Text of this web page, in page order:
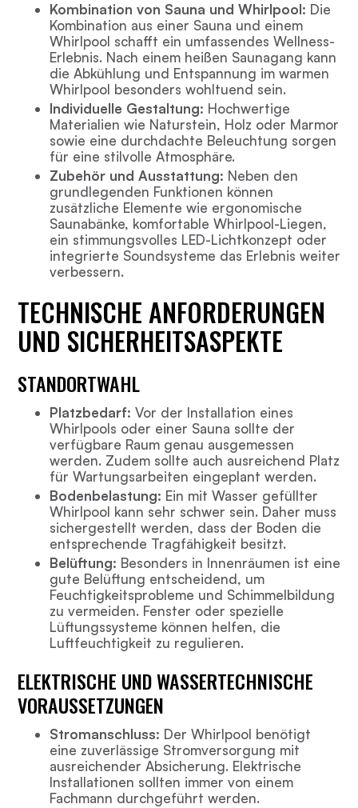
Kombination von Sauna und Whirlpool: Die
Kombination aus einer Sauna und einem
Whirlpool schafft ein umfassendes Wellness-
Erlebnis. Nach einem heißen Saunagang kann
die Abkühlung und Entspannung im warmen
Whirlpool besonders wohltuend sein.
Individuelle Gestaltung: Hochwertige
Materialien wie Naturstein, Holz oder Marmor
sowie eine durchdachte Beleuchtung sorgen
für eine stilvolle Atmosphäre.
Zubehör und Ausstattung: Neben den
grundlegenden Funktionen können
zusätzliche Elemente wie ergonomische
Saunabänke, komfortable Whirlpool-Liegen,
ein stimmungsvolles LED-Lichtkonzept oder
integrierte Soundsysteme das Erlebnis weiter
verbessern.
TECHNISCHE ANFORDERUNGEN
UND SICHERHEITSASPEKTE
STANDORTWAHL
Platzbedarf: Vor der Installation eines
Whirlpools oder einer Sauna sollte der
verfügbare Raum genau ausgemessen
werden. Zudem sollte auch ausreichend Platz
für Wartungsarbeiten eingeplant werden.
Bodenbelastung: Ein mit Wasser gefüllter
Whirlpool kann sehr schwer sein. Daher muss
sichergestellt werden, dass der Boden die
entsprechende Tragfähigkeit besitzt.
Belüftung: Besonders in Innenräumen ist eine
gute Belüftung entscheidend, um
Feuchtigkeitsprobleme und Schimmelbildung
zu vermeiden. Fenster oder spezielle
Lüftungssysteme können helfen, die
Luftfeuchtigkeit zu regulieren.
ELEKTRISCHE UND WASSERTECHNISCHE
VORAUSSETZUNGEN
Stromanschluss: Der Whirlpool benötigt
eine zuverlässige Stromversorgung mit
ausreichender Absicherung. Elektrische
Installationen sollten immer von einem
Fachmann durchgeführt werden.